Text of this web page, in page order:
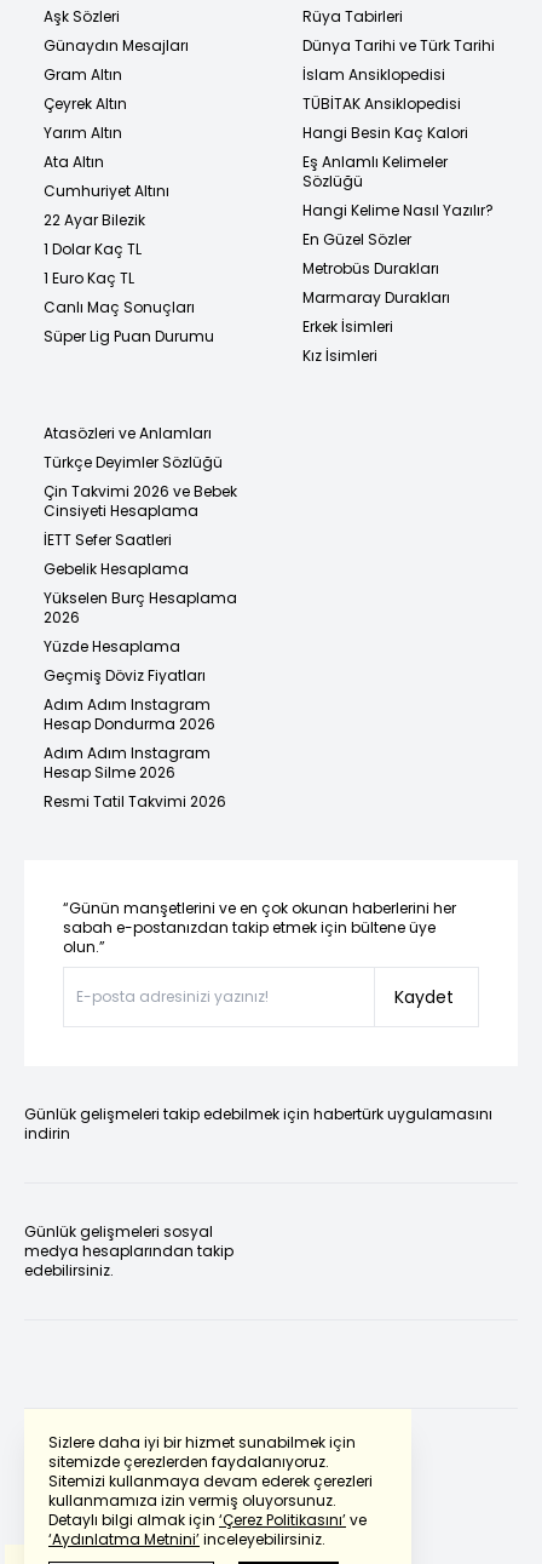
Sizlere daha iyi bir hizmet sunabilmek için
sitemizde çerezlerden faydalanıyoruz.
Sitemizi kullanmaya devam ederek çerezleri
kullanmamıza izin vermiş oluyorsunuz.
Detaylı bilgi almak için ‘Çerez Politikasını’ve
‘Aydınlatma Metnini’inceleyebilirsiniz.
Aşk Sözleri
Günaydın Mesajları
Gram Altın
Çeyrek Altın
Yarım Altın
Ata Altın
Cumhuriyet Altını
22 Ayar Bilezik
1 Dolar Kaç TL
1 Euro Kaç TL
Canlı Maç Sonuçları
Süper Lig Puan Durumu
Rüya Tabirleri
Dünya Tarihi ve Türk Tarihi
İslam Ansiklopedisi
TÜBİTAK Ansiklopedisi
Hangi Besin Kaç Kalori
Eş Anlamlı Kelimeler
Sözlüğü
Hangi Kelime Nasıl Yazılır?
En Güzel Sözler
Metrobüs Durakları
Marmaray Durakları
Erkek İsimleri
Kız İsimleri
Atasözleri ve Anlamları
Türkçe Deyimler Sözlüğü
Çin Takvimi 2026 ve Bebek
Cinsiyeti Hesaplama
İETT Sefer Saatleri
Gebelik Hesaplama
Yükselen Burç Hesaplama
2026
Yüzde Hesaplama
Geçmiş Döviz Fiyatları
Adım Adım Instagram
Hesap Dondurma 2026
Adım Adım Instagram
Hesap Silme 2026
Resmi Tatil Takvimi 2026
“Günün manşetlerini ve en çok okunan haberlerini her
sabah e-postanızdan takip etmek için bültene üye
olun.”
Kaydet
Günlük gelişmeleri takip edebilmek için habertürk uygulamasını
indirin
Günlük gelişmeleri sosyal
medya hesaplarından takip
edebilirsiniz.
Powered by Translate